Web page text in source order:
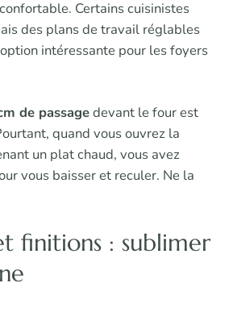
Certains cuisinistes
des plans de travail réglables
intéressante pour les foyers
de passagedevant le four est
quand vous ouvrez la
un plat chaud, vous avez
vous baisser et reculer. Ne la
finitions : sublimer